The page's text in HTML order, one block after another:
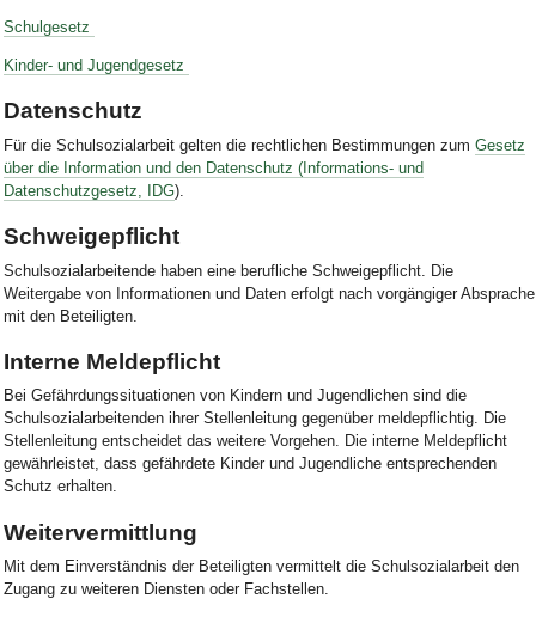
Schulgesetz
Kinder- und Jugendgesetz
Datenschutz
Für die Schulsozialarbeit gelten die rechtlichen Bestimmungen zum Gesetz
über die Information und den Datenschutz (Informations- und
Datenschutzgesetz, IDG).
Schweigepflicht
Schulsozialarbeitende haben eine berufliche Schweigepflicht. Die
Weitergabe von Informationen und Daten erfolgt nach vorgängiger Absprache
mit den Beteiligten.
Interne Meldepflicht
Bei Gefährdungssituationen von Kindern und Jugendlichen sind die
Schulsozialarbeitenden ihrer Stellenleitung gegenüber meldepflichtig. Die
Stellenleitung entscheidet das weitere Vorgehen. Die interne Meldepflicht
gewährleistet, dass gefährdete Kinder und Jugendliche entsprechenden
Schutz erhalten.
Weitervermittlung
Mit dem Einverständnis der Beteiligten vermittelt die Schulsozialarbeit den
Zugang zu weiteren Diensten oder Fachstellen.